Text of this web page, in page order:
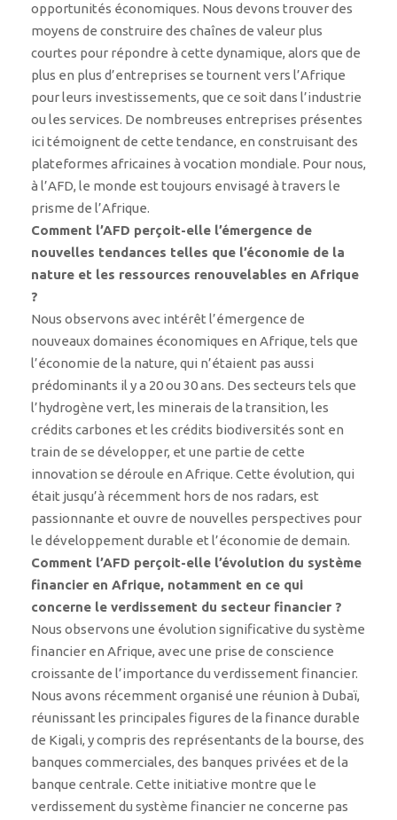
opportunités économiques. Nous devons trouver des
moyens de construire des chaînes de valeur plus
courtes pour répondre à cette dynamique, alors que de
plus en plus d’entreprises se tournent vers l’Afrique
pour leurs investissements, que ce soit dans l’industrie
ou les services. De nombreuses entreprises présentes
ici témoignent de cette tendance, en construisant des
plateformes africaines à vocation mondiale. Pour nous,
à l’AFD, le monde est toujours envisagé à travers le
prisme de l’Afrique.
Comment l’AFD perçoit-elle l’émergence de
nouvelles tendances telles que l’économie de la
nature et les ressources renouvelables en Afrique
?
Nous observons avec intérêt l’émergence de
nouveaux domaines économiques en Afrique, tels que
l’économie de la nature, qui n’étaient pas aussi
prédominants il y a 20 ou 30 ans. Des secteurs tels que
l’hydrogène vert, les minerais de la transition, les
crédits carbones et les crédits biodiversités sont en
train de se développer, et une partie de cette
innovation se déroule en Afrique. Cette évolution, qui
était jusqu’à récemment hors de nos radars, est
passionnante et ouvre de nouvelles perspectives pour
le développement durable et l’économie de demain.
Comment l’AFD perçoit-elle l’évolution du système
financier en Afrique, notamment en ce qui
concerne le verdissement du secteur financier ?
Nous observons une évolution significative du système
financier en Afrique, avec une prise de conscience
croissante de l’importance du verdissement financier.
Nous avons récemment organisé une réunion à Dubaï,
réunissant les principales figures de la finance durable
de Kigali, y compris des représentants de la bourse, des
banques commerciales, des banques privées et de la
banque centrale. Cette initiative montre que le
verdissement du système financier ne concerne pas